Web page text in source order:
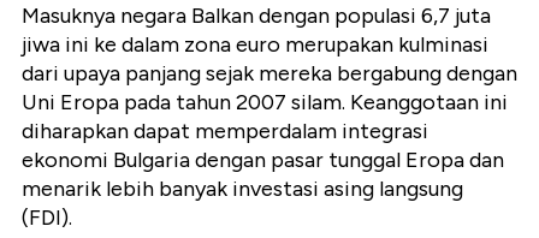
Masuknya negara Balkan dengan populasi 6,7 juta
jiwa ini ke dalam zona euro merupakan kulminasi
dari upaya panjang sejak mereka bergabung dengan
Uni Eropa pada tahun 2007 silam. Keanggotaan ini
diharapkan dapat memperdalam integrasi
ekonomi Bulgaria dengan pasar tunggal Eropa dan
menarik lebih banyak investasi asing langsung
(FDI).